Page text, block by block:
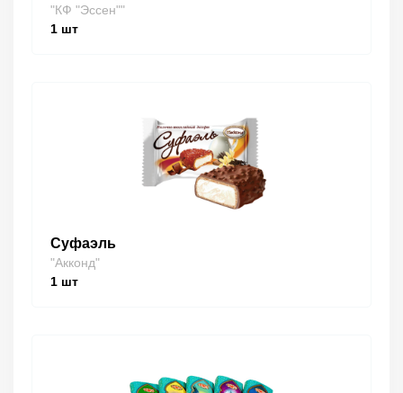
"КФ "Эссен""
1 шт
Суфаэль
"Акконд"
1 шт